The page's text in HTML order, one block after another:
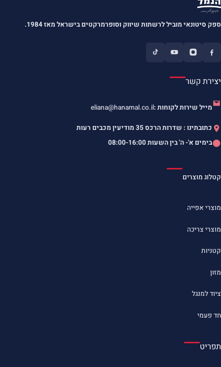
ספק סיטונאי מוביל לרשתות שיווק וסופרמרקטים בישראל מאז 1984.
יצירת קשר
מייל שירות לקוחות :eliana@hanamal.co.il
כתובתינו : שדרות הרכס 35 מודיעין מכבים רעות
בימים א'- ה' בין השעות08:00-16:00
קטלוג מוצרים
מוצרי אפייה
מוצרי צריכה
קטניות
מזון
ציוד למנגל
חד פעמי
תפריט